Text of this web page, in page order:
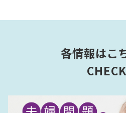
各情報はこ
CHECK